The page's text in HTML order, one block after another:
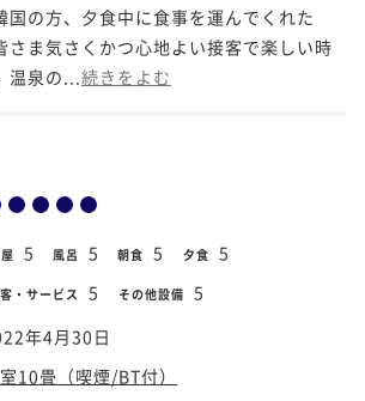
国の方、夕食中に食事を運んでくれた
さま気さくかつ心地よい接客で楽しい時
泉の... 続きをよむ
5 風呂 5 朝食 5 夕食 5
・サービス 5 その他設備 5
年4月30日
10畳（喫煙/BT付）